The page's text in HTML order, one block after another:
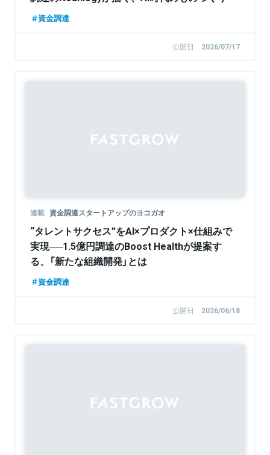
資金調達
公開日 2026/07/17
連載 資金調達スタートアップのヨコガオ
“タレントサクセス”をAI×プロダクト×仕組みで
実現──1.5億円調達のBoost Healthが提案す
る、「新たな組織開発」とは
資金調達
公開日 2026/06/18